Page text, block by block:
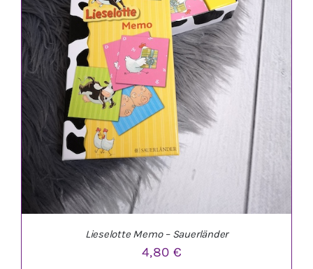
Lieselotte Memo – Sauerländer
4,80 €